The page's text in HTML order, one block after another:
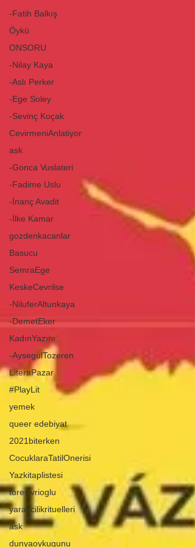
-Fatih Balkış
Öykü
ONSORU
-Nilay Kaya
-Aslı Perker
-Ege Soley
-Sevinç Koçak
CevirmeniAnlatiyor
ask
-Gonca Vuslateri
-Fadime Uslu
-İnanç Avadit
-İlke Kamar
gozdenkacanlar
Basucu
SemraEge
KeskeCevrilse
-NiluferAltunkaya
-DemetEker
KadınYazını
-AysegulTozeren
LiteraPazar
#PlayLit
yemek
queer edebiyat
2021biterken
CocuklaraTatilOnerisi
Yazkitaplistesi
toresivrioglu
yaraticilikrituelleri
ask
dunyaoykugunu